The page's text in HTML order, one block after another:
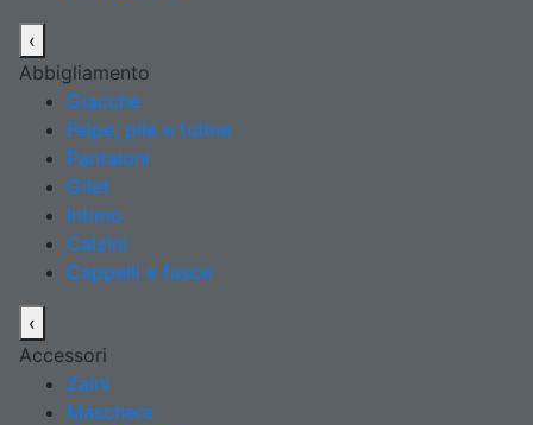
‹
Abbigliamento
Giacche
Felpe, pile e tutine
Pantaloni
Gilet
Intimo
Calzini
Cappelli e fasce
‹
Accessori
Zaini
Maschere